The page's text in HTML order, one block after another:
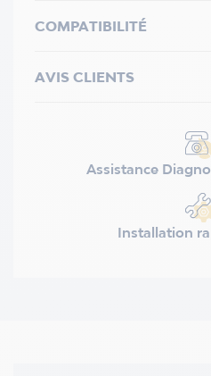
COMPATIBILITÉ
AVIS CLIENTS
Assistance
Installation